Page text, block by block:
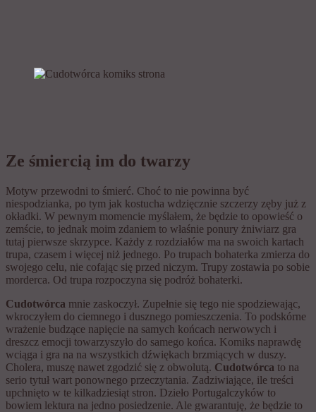
Ze śmiercią im do twarzy
Motyw przewodni to śmierć. Choć to nie powinna być
niespodzianka, po tym jak kostucha wdzięcznie szczerzy zęby już z
okładki. W pewnym momencie myślałem, że będzie to opowieść o
zemście, to jednak moim zdaniem to właśnie ponury żniwiarz gra
tutaj pierwsze skrzypce. Każdy z rozdziałów ma na swoich kartach
trupa, czasem i więcej niż jednego. Po trupach bohaterka zmierza do
swojego celu, nie cofając się przed niczym. Trupy zostawia po sobie
morderca. Od trupa rozpoczyna się podróż bohaterki.
Cudotwórca mnie zaskoczył. Zupełnie się tego nie spodziewając,
wkroczyłem do ciemnego i dusznego pomieszczenia. To podskórne
wrażenie budzące napięcie na samych końcach nerwowych i
dreszcz emocji towarzyszyło do samego końca. Komiks naprawdę
wciąga i gra na na wszystkich dźwiękach brzmiących w duszy.
Cholera, muszę nawet zgodzić się z obwolutą. Cudotwórca to na
serio tytuł wart ponownego przeczytania. Zadziwiające, ile treści
upchnięto w te kilkadziesiąt stron. Dzieło Portugalczyków to
bowiem lektura na jedno posiedzenie. Ale gwarantuję, że będzie to